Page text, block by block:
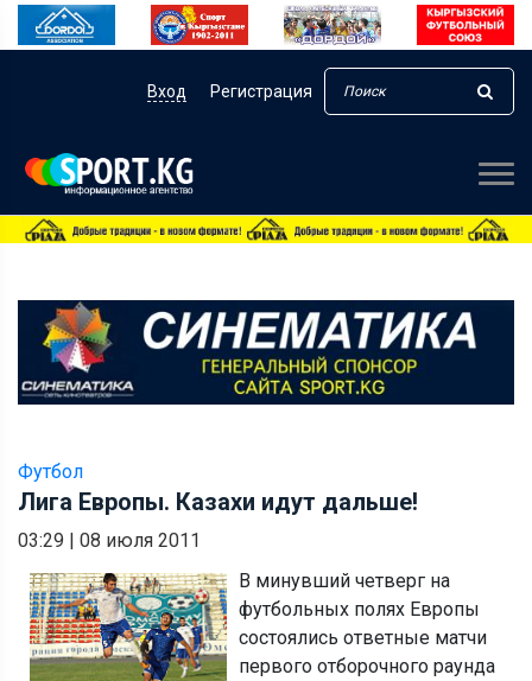
Вход Регистрация
Футбол
Лига Европы. Казахи идут дальше!
03:29 | 08 июля 2011
В минувший четверг на
футбольных полях Европы
состоялись ответные матчи
первого отборочного раунда